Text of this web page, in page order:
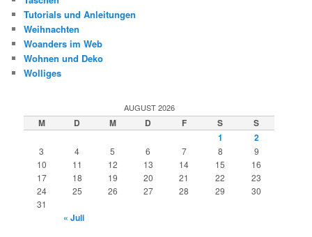
Tutorials und Anleitungen
Weihnachten
Woanders im Web
Wohnen und Deko
Wolliges
AUGUST 2026
M D M D F S
S
1
2
3 4 5 6 7 8
9
10
11 12 13 14 15
16
17
18 19 20 21 22
23
24
25 26 27 28 29
30
31
« Juli